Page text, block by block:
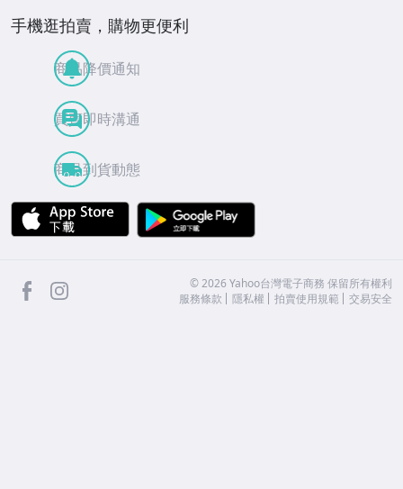
手機逛拍賣，購物更便利
商品降價通知
買賣即時溝通
商品到貨動態
APP Store
facebook ©2026 Yahoo台灣電子商務 保留所有權利
服務條款
隱私權 拍賣使用規範 交易安全